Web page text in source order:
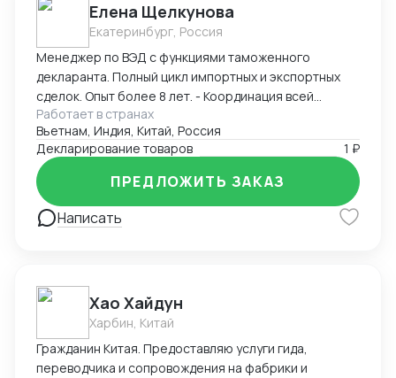
Елена Щелкунова
Екатеринбург, Россия
Менеджер по ВЭД с функциями таможенного
декларанта. Полный цикл импортных и экспортных
сделок. Опыт более 8 лет. - Координация всей
цепочки поставок. Взаимодействие с: -
Поставщиками, - Транспортными компаниями и -
органами по Сертификации. - Определение кода ТН
ВЭД, расчет пошлины и таможенных платежей,
расчет себестоимости поставки товара. -
Прохождение таможенного контроля.
Самостоятельная подача Деклараций.
Работает в странах
Вьетнам, Индия, Китай, Россия
Декларирование товаров
1 ₽
Написать
ПРЕДЛОЖИТЬ ЗАКАЗ
Хао Хайдун
Харбин, Китай
Гражданин Китая. Предоставляю услуги гида,
переводчика и сопровождения на фабрики и